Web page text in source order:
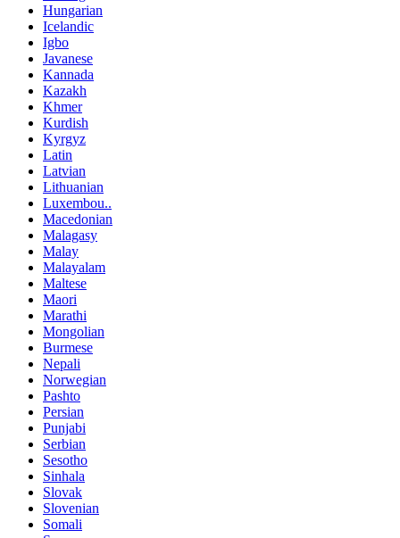
Hungarian
Icelandic
Igbo
Javanese
Kannada
Kazakh
Khmer
Kurdish
Kyrgyz
Latin
Latvian
Lithuanian
Luxembou..
Macedonian
Malagasy
Malay
Malayalam
Maltese
Maori
Marathi
Mongolian
Burmese
Nepali
Norwegian
Pashto
Persian
Punjabi
Serbian
Sesotho
Sinhala
Slovak
Slovenian
Somali